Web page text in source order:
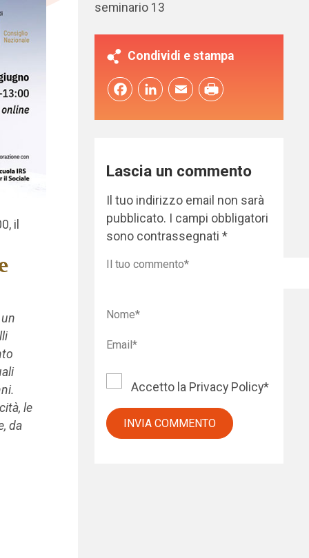
il
le
da
seminario 13
Condividi e stampa
FacebookLinkedInEmail
Lascia un commento
Il tuo indirizzo email non sarà
pubblicato. I campi obbligatori
sono contrassegnati*
Accetto la Privacy Policy*